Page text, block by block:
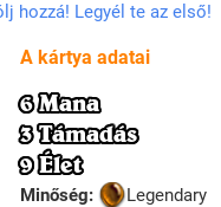
hozzá! Legyél te az első!
A kártya adatai
6 Mana
3 Támadás
9 Élet
Minőség:
Legendary